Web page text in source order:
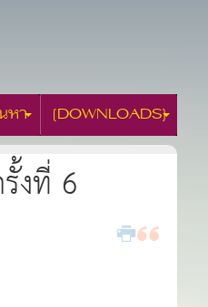
หา [DOWNLOADS]
งที่ 6